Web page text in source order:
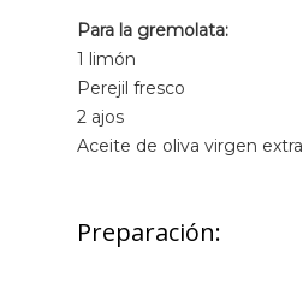
Para la gremolata:
1 limón
Perejil fresco
2 ajos
Aceite de oliva virgen extra
Preparación: